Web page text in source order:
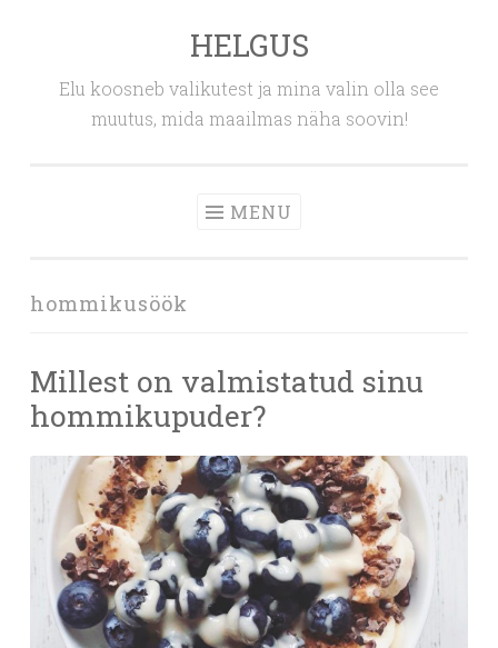
HELGUS
Elu koosneb valikutest ja mina valin olla see
muutus, mida maailmas näha soovin!
MENU
hommikusöök
Millest on valmistatud sinu
hommikupuder?